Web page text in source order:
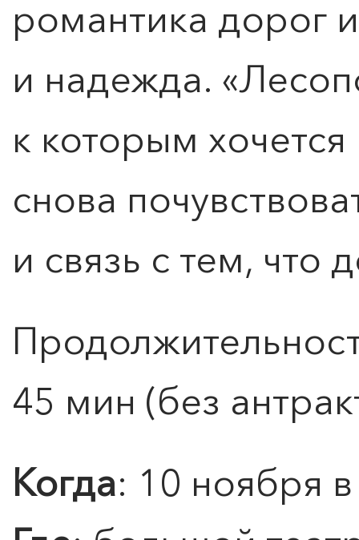
ПОИСК ПО МЕРОПРИЯТИЯМ
романтика дорог
и надежда.
к которым
снова
и связь с тем, что
45 мин (без
Когда: 10 ноября
ЧТО ЗНАЕТ О ЛЮБВИ
ЛЮБОВЬ… Концерт Анны
Берлинской